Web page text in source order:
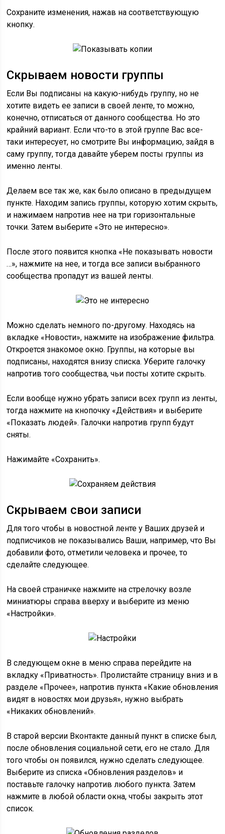
Сохраните изменения, нажав на соответствующую
кнопку.
Скрываем новости группы
Если Вы подписаны на какую-нибудь группу, но не
хотите видеть ее записи в своей ленте, то можно,
конечно, отписаться от данного сообщества. Но это
крайний вариант. Если что-то в этой группе Вас все-
таки интересует, но смотрите Вы информацию, зайдя в
саму группу, тогда давайте уберем посты группы из
именно ленты.
Делаем все так же, как было описано в предыдущем
пункте. Находим запись группы, которую хотим скрыть,
и нажимаем напротив нее на три горизонтальные
точки. Затем выберите «Это не интересно».
После этого появится кнопка «Не показывать новости
…», нажмите на нее, и тогда все записи выбранного
сообщества пропадут из вашей ленты.
Можно сделать немного по-другому. Находясь на
вкладке «Новости», нажмите на изображение фильтра.
Откроется знакомое окно. Группы, на которые вы
подписаны, находятся внизу списка. Уберите галочку
напротив того сообщества, чьи посты хотите скрыть.
Если вообще нужно убрать записи всех групп из ленты,
тогда нажмите на кнопочку «Действия» и выберите
«Показать людей». Галочки напротив групп будут
сняты.
Нажимайте «Сохранить».
Скрываем свои записи
Для того чтобы в новостной ленте у Ваших друзей и
подписчиков не показывались Ваши, например, что Вы
добавили фото, отметили человека и прочее, то
сделайте следующее.
На своей страничке нажмите на стрелочку возле
миниатюры справа вверху и выберите из меню
«Настройки».
В следующем окне в меню справа перейдите на
вкладку «Приватность». Пролистайте страницу вниз и в
разделе «Прочее», напротив пункта «Какие обновления
видят в новостях мои друзья», нужно выбрать
«Никаких обновлений».
В старой версии Вконтакте данный пункт в списке был,
после обновления социальной сети, его не стало. Для
того чтобы он появился, нужно сделать следующее.
Выберите из списка «Обновления разделов» и
поставьте галочку напротив любого пункта. Затем
нажмите в любой области окна, чтобы закрыть этот
список.